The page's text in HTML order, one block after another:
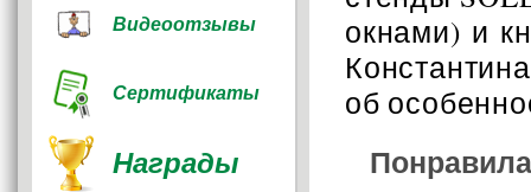
окнами) и
об
Видеоотзывы
Сертификаты
Награды